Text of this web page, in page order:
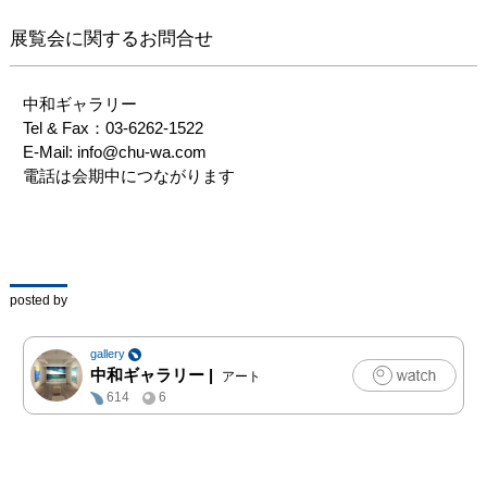
点を発表いたします。
さらに技法が進化したガ
ラス絵展との
同時開催をお楽しみくだ
さい。
展覧会に関するお問合せ
中和ギャラリー
Tel & Fax：03-6262-1522
E-Mail: info@chu-wa.com
電話は会期中につながります
posted by
gallery
中和ギャラリー |
アート
614
6